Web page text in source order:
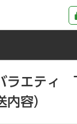
ラエティ
容）